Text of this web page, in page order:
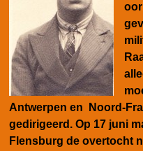
Antwerpen en Noord-
gedirigeerd. Op 17 juni
Flensburg de overtocht